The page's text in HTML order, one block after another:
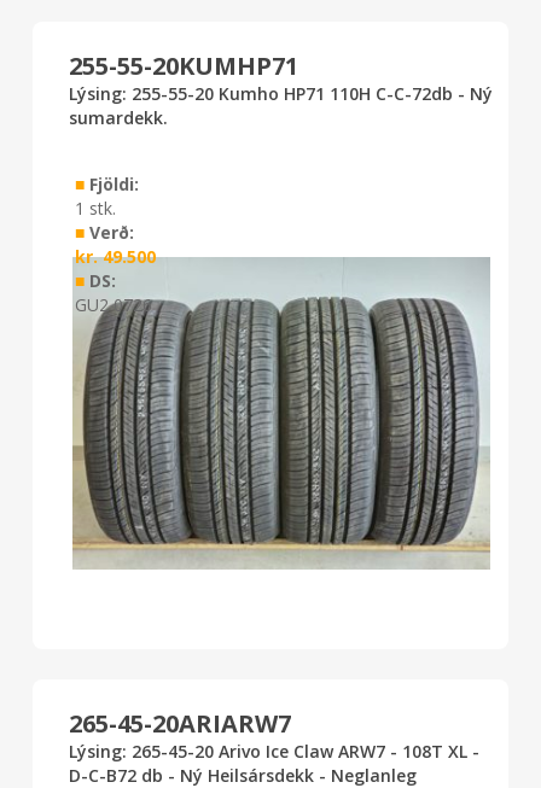
Lýsing: 255-55-20 Kumho HP71 110H C-C-72db - Ný
sumardekk.
■Fjöldi:
1 stk.
■Verð:
kr.49.500
■DS:
GU2 0726
255-55-20KUMHP71
Lýsing: 265-45-20 Arivo Ice Claw ARW7 - 108T XL -
D-C-B72 db - Ný Heilsársdekk - Neglanleg
265-45-20ARIARW7